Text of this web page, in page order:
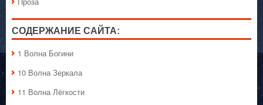
СОДЕРЖАНИЕ САЙТА:
1 Волна Богини
10 Волна Зеркала
11 Волна Лёгкости